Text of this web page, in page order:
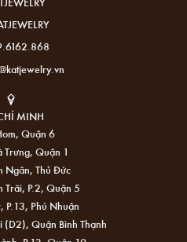
MINH
Quận 6
Trưng, Quận 1
Ngân, Thủ Đức
Trãi, P.2, Quận 5
P.13, Phú Nhuận
(D2), Quận Bình Thạnh